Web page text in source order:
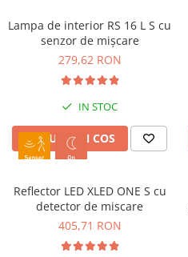
Lampa de interior RS 16 L S cu
senzor de mișcare
279,62 RON
IN STOC
ADAUGA IN COS
Reflector LED XLED ONE S cu
detector de miscare
405,71 RON